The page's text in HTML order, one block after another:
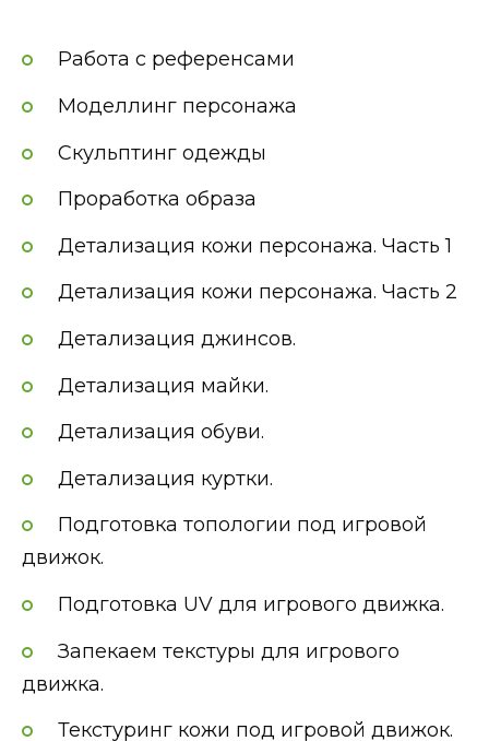
Работа с референсами
Моделлинг персонажа
Скульптинг одежды
Проработка образа
Детализация кожи персонажа. Часть 1
Детализация кожи персонажа. Часть 2
Детализация джинсов.
Детализация майки.
Детализация обуви.
Детализация куртки.
Подготовка топологии под игровой
движок.
Подготовка UV для игрового движка.
Запекаем текстуры для игрового
движка.
Текстуринг кожи под игровой движок.